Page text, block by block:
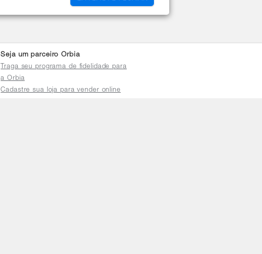
Seja um parceiro Orbia
Traga seu programa de fidelidade para
a Orbia
Cadastre sua loja para vender online